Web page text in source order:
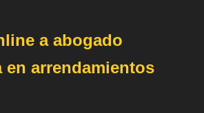
a abogado
en arrendamientos